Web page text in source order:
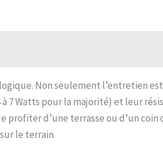
Non seulement l’entretien
7 Watts pour la majorité) et leur
profiter d’une terrasse ou d’un
le terrain.